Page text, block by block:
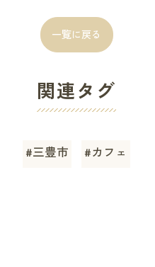
一覧に戻る
関連タグ
#三豊市 #カフェ